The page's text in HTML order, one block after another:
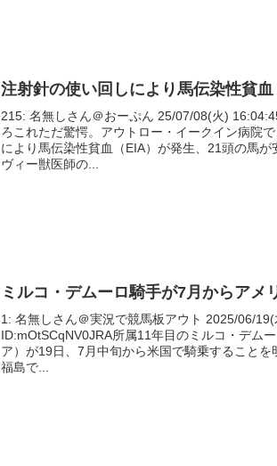
注射針の使い回しにより馬伝染性貧
215: 名無しさん＠おーぷん 25/07/08(火)
ろこれただ驚愕。アウトロー・イークイン病院
により馬伝染性貧血（EIA）が発生、21頭の馬が
ヴィー獣医師の...
ミルコ・デムーロ騎手が7月からアメ
1: 名無しさん＠実況で競馬板アウト 2025/06/
ID:mOtSCqNV0JRA所属11年目のミルコ・デム
ア）が19日、7月中旬から米国で騎乗することを
福島で...